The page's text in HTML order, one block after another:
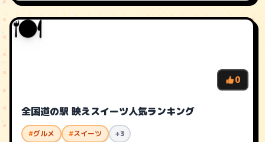
🍽️
0
全国道の駅 映えスイーツ人気ランキング
#グルメ #スイーツ +3